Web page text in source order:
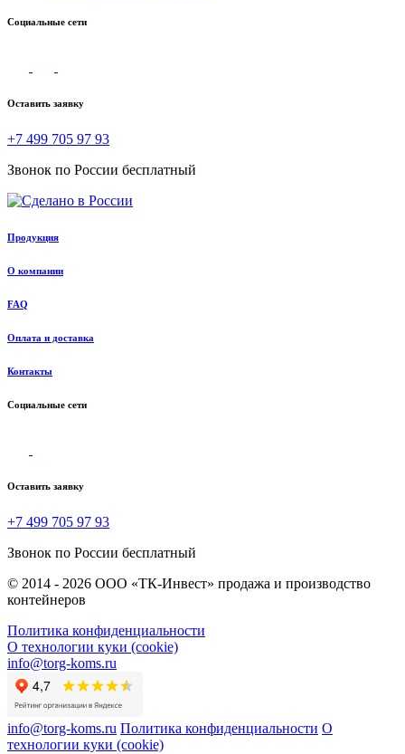
Социальные сети
Оставить заявку
+7 499 705 97 93
Звонок по России бесплатный
Продукция
О компании
FAQ
Оплата и доставка
Контакты
Социальные сети
Оставить заявку
+7 499 705 97 93
Звонок по России бесплатный
© 2014 - 2026 ООО «ТК-Инвест» продажа и производство
контейнеров
Политика конфиденциальности
О технологии куки (cookie)
info@torg-koms.ru
info@torg-koms.ru Политика конфиденциальности О
технологии куки (cookie)